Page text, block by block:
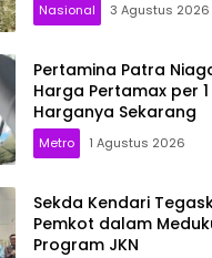
Nasional 3 Agustus 2026
Pertamina Patra
Harga Pertamax per
Harganya Sekarang
Metro 1 Agustus 2026
Sekda Kendari
Pemkot dalam
Program JKN